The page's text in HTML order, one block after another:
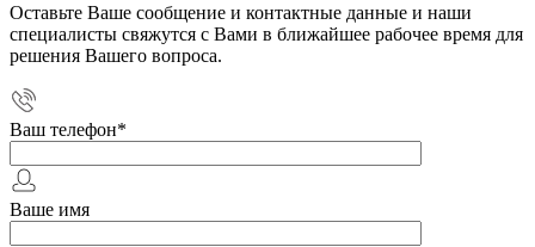
Оставьте Ваше сообщение и контактные данные и наши
специалисты свяжутся с Вами в ближайшее рабочее время для
решения Вашего вопроса.
Ваш телефон*
Ваше имя